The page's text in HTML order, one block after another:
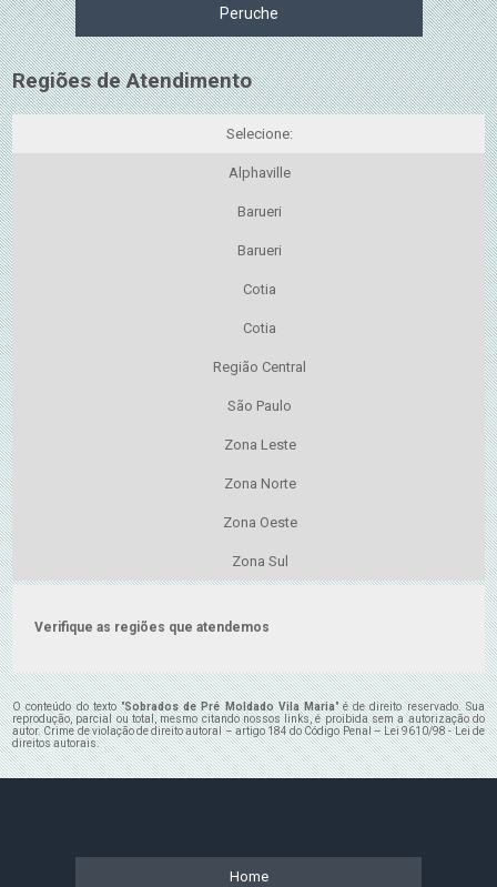
Peruche
Regiões de Atendimento
Selecione:
Alphaville
Barueri
Barueri
Cotia
Cotia
Região Central
São Paulo
Zona Leste
Zona Norte
Zona Oeste
Zona Sul
Verifique as regiões que atendemos
O conteúdo do texto "Sobrados de Pré Moldado Vila Maria" é de direito reservado. Sua
reprodução, parcial ou total, mesmo citando nossos links, é proibida sem a autorização do
autor. Crime de violação de direito autoral – artigo 184 do Código Penal –Lei 9610/98 - Lei de
direitos autorais.
Home